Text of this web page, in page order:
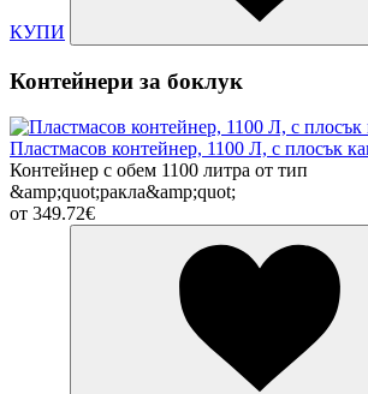
КУПИ
Контейнери за боклук
Пластмасов контейнер, 1100 Л, с плосък
Контейнер с обем 1100 литра от тип
&amp;quot;ракла&amp;quot;
от 349.72€